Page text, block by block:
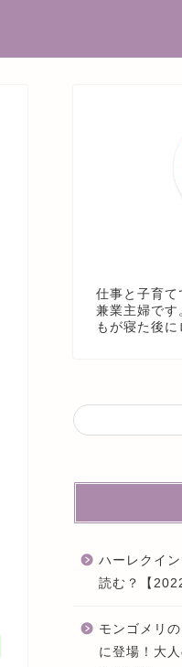
仕事と子育て
兼業主婦です
もが寝た後に
ハーレクイ
読む？【
モンゴメリ
に登場！大